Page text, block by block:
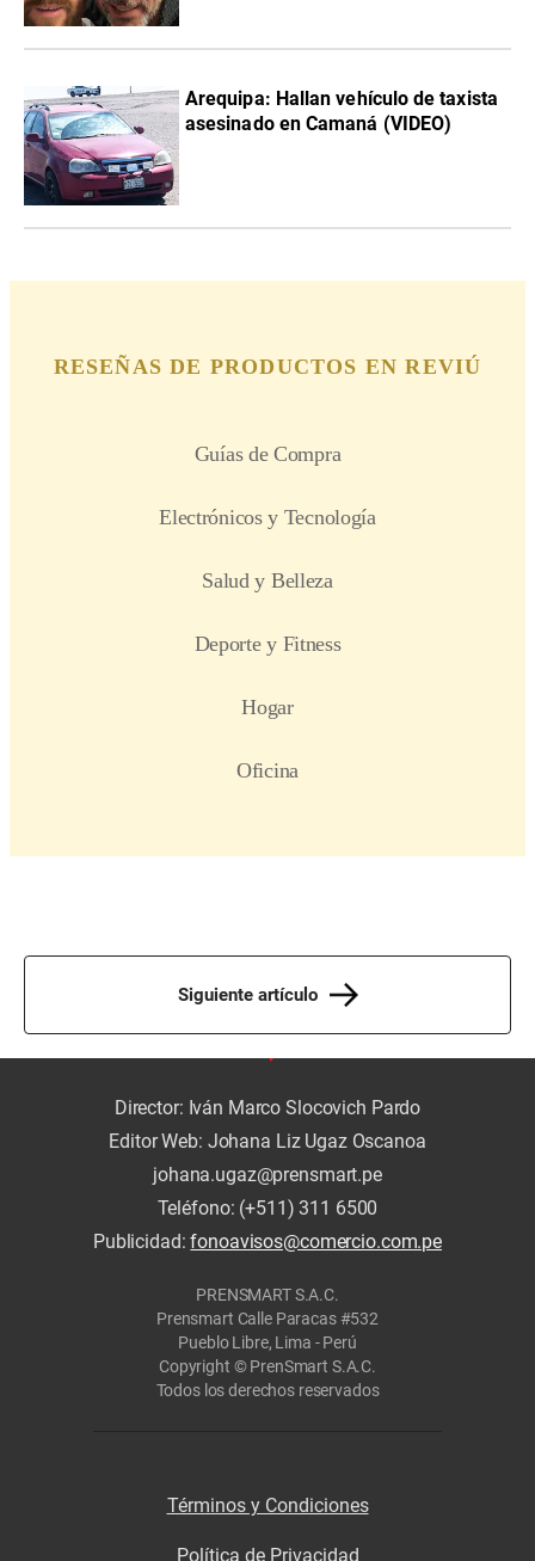
Arequipa: Hallan vehículo de taxista
asesinado en Camaná (VIDEO)
Siguiente artículo
Director: Iván Marco Slocovich Pardo
Editor Web: Johana Liz Ugaz Oscanoa
johana.ugaz@prensmart.pe
Teléfono: (+511) 311 6500
Publicidad:fonoavisos@comercio.com.pe
PRENSMART S.A.C.
Prensmart Calle Paracas #532
Pueblo Libre, Lima - Perú
Copyright © PrenSmart S.A.C.
Todos los derechos reservados
Términos y Condiciones
Política de Privacidad